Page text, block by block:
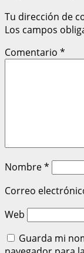
Tu dirección de
Los campos
Comentario *
Nombre*
Correo
Web
Guarda mi